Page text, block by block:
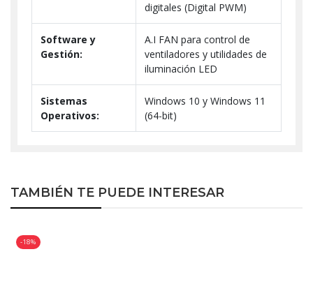
digitales (Digital PWM)
Software y
Gestión:
A.I FAN para control de
ventiladores y utilidades de
iluminación LED
Sistemas
Operativos:
Windows 10 y Windows 11
(64-bit)
TAMBIÉN TE PUEDE INTERESAR
-18%